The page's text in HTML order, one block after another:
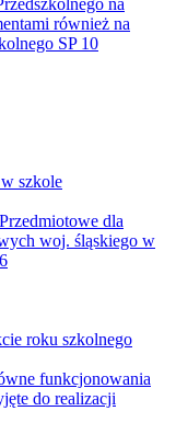
na
również na
SP 10
szkole
dla
woj. śląskiego w
roku szkolnego
funkcjonowania
do realizacji